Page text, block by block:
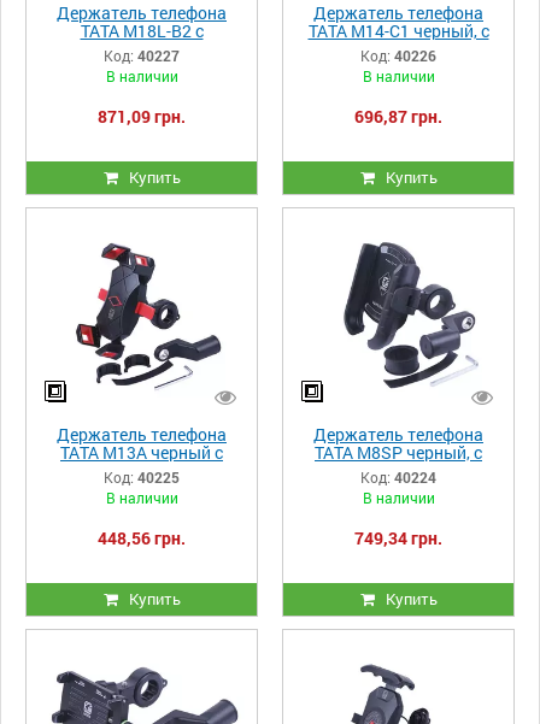
Держатель телефона
ТАТА M18L-B2 с
водонепроницаемым
чехлом, с креплением на
руль, Kewiq
Код: 40227
В наличии
871,09 грн.
Купить
Держатель телефона
ТАТА M14-C1 черный, с
креплением на руль,
Kewiq
Код: 40226
В наличии
696,87 грн.
Купить
Держатель телефона
ТАТА M13A черный с
красным, крепление на
руль, Kewiq
Код: 40225
В наличии
448,56 грн.
Купить
Держатель телефона
ТАТА M8SP черный, с
креплением на руль,
Kewiq
Код: 40224
В наличии
749,34 грн.
Купить